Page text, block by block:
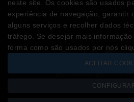
A loja onde encontra tudo o que
relação e tornar o sexo mais
Partilhe com os
neste site. Os cookies são usados
experiência de navegação, garantir
alguns serviços e recolher dados
tráfego. Se desejar mais
forma como são usados por nós
ACEITAR